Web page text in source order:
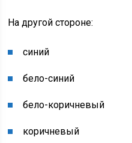
На другой стороне:
синий
бело-синий
бело-коричневый
коричневый